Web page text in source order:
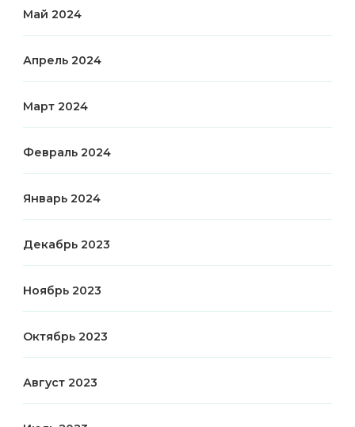
Май 2024
Апрель 2024
Март 2024
Февраль 2024
Январь 2024
Декабрь 2023
Ноябрь 2023
Октябрь 2023
Август 2023